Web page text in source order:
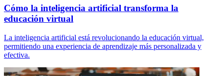
Cómo la inteligencia artificial transforma la
educación virtual
La inteligencia artificial está revolucionando la educación virtual,
permitiendo una experiencia de aprendizaje más personalizada y
efectiva.